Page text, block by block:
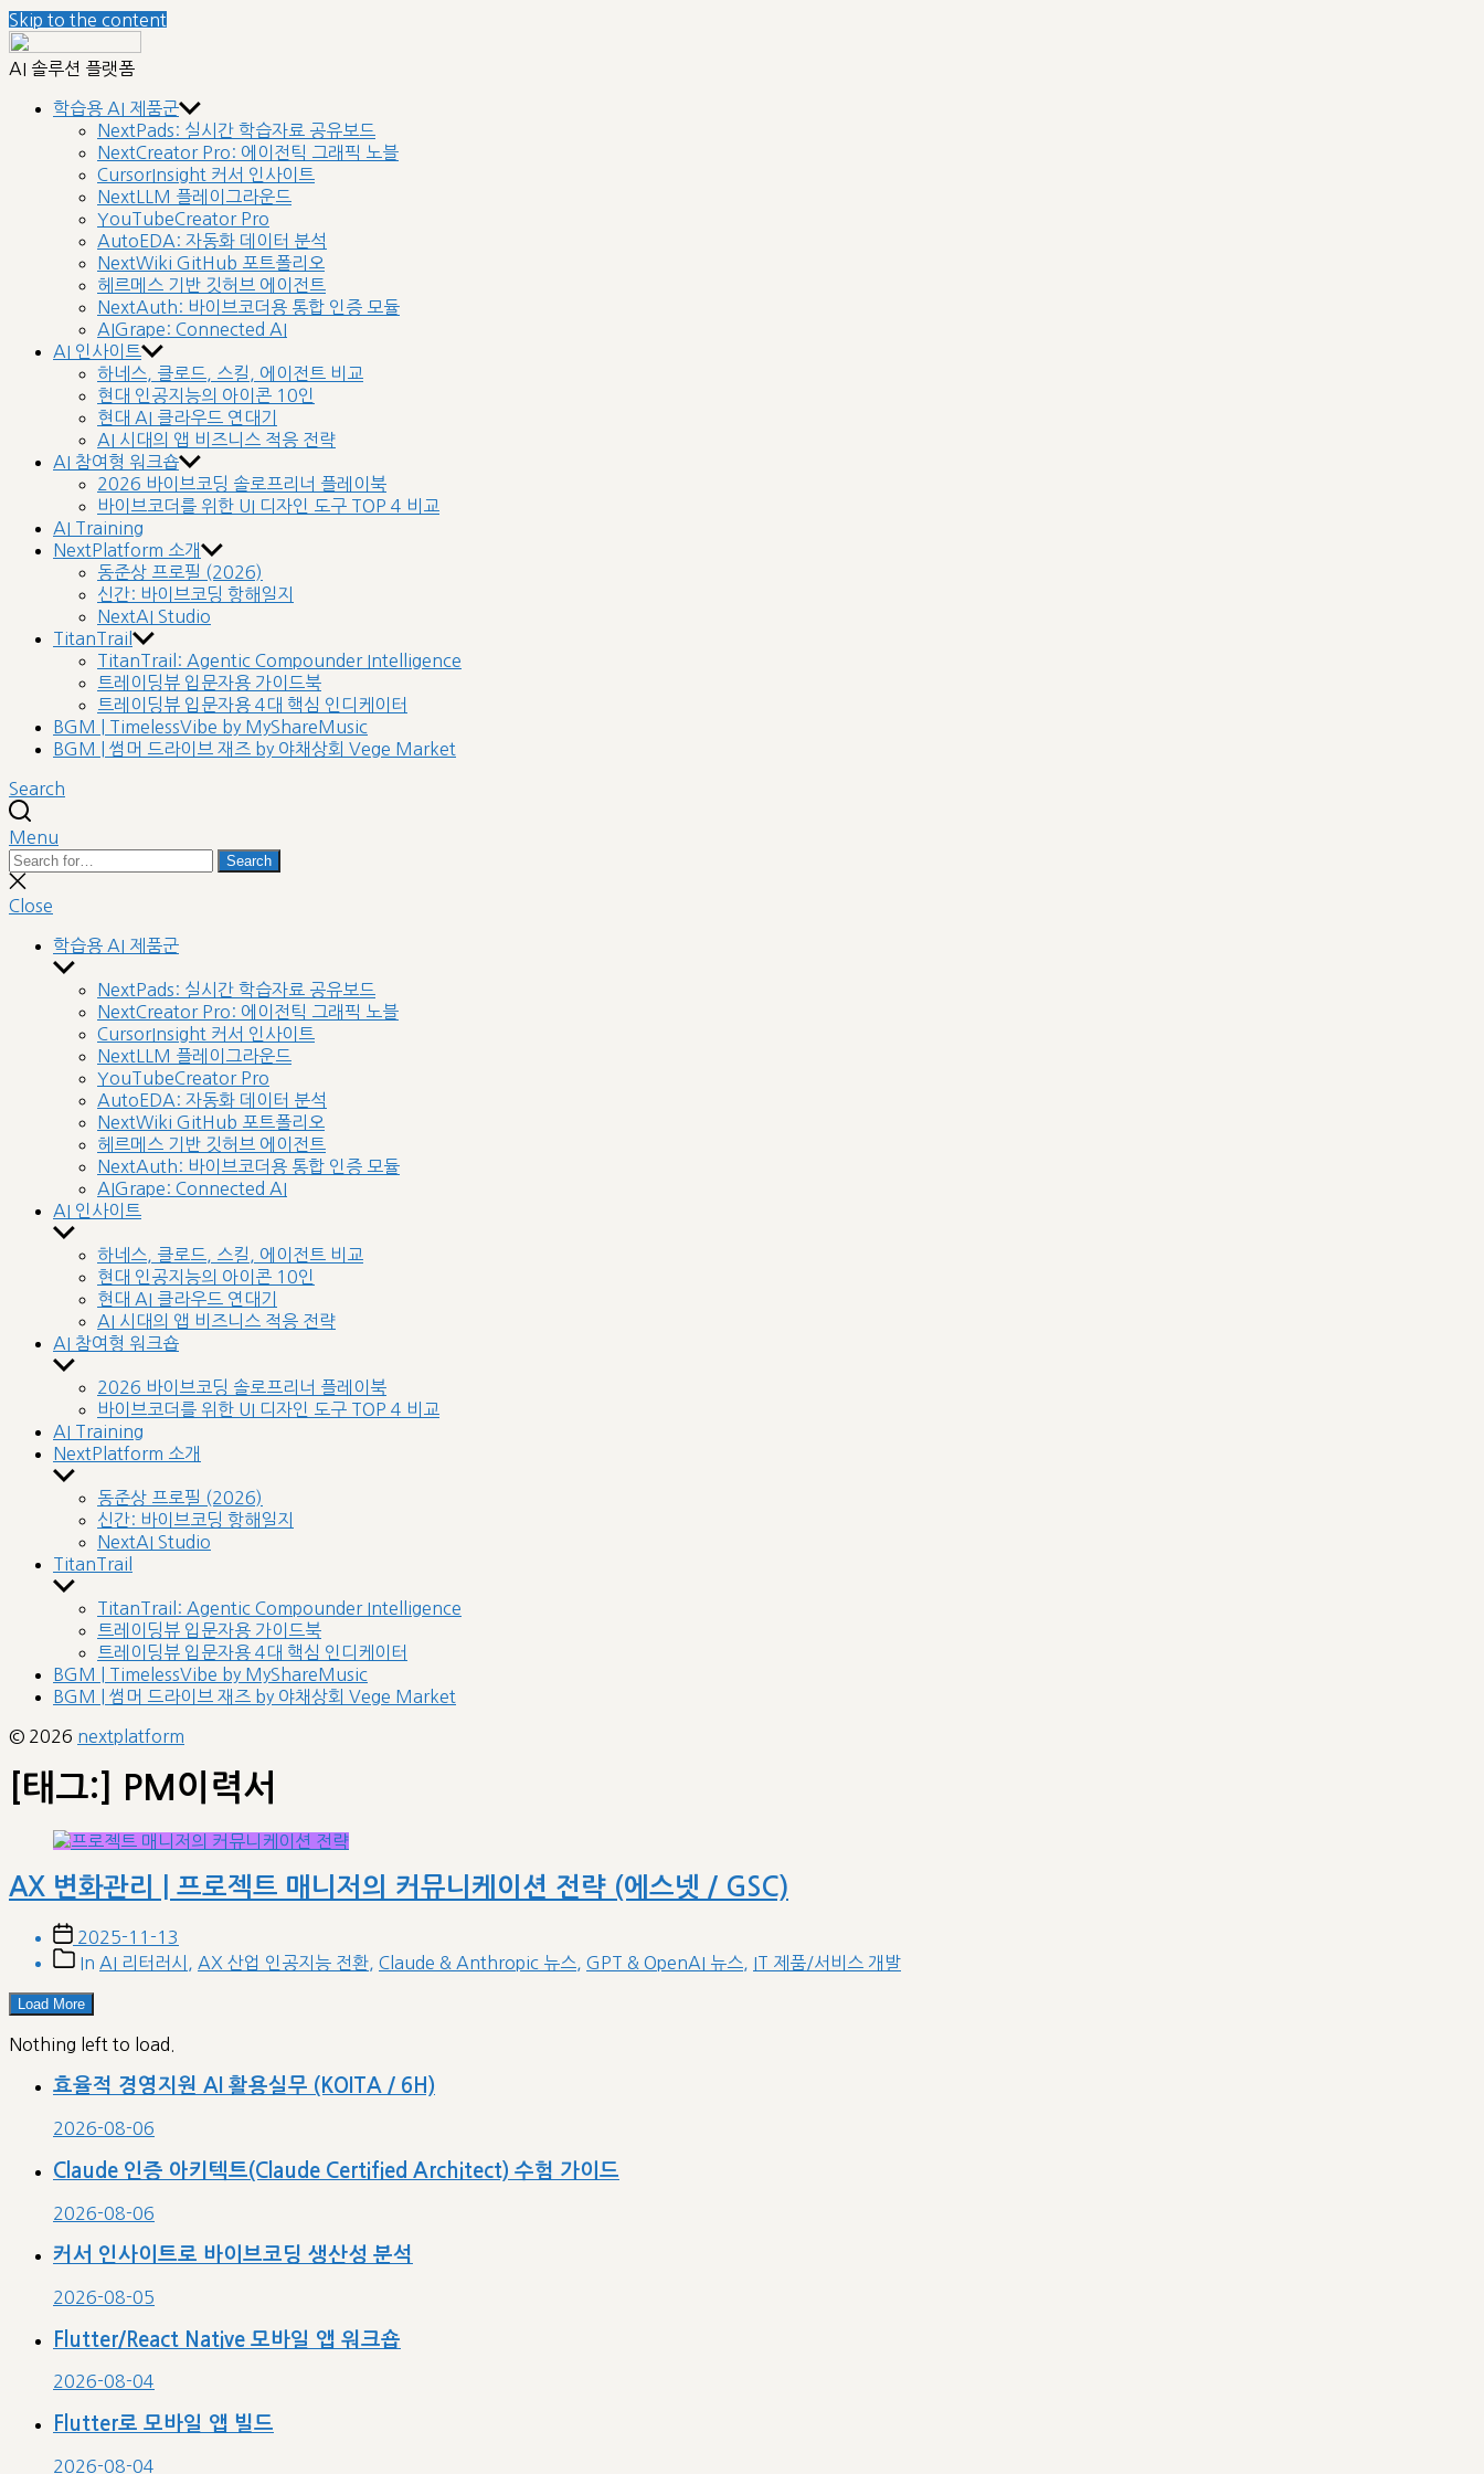
Skip to the content
AI 솔루션 플랫폼
학습용 AI 제품군
NextPads: 실시간 학습자료 공유보드
NextCreator Pro: 에이전틱 그래픽 노블
CursorInsight 커서 인사이트
NextLLM 플레이그라운드
YouTubeCreator Pro
AutoEDA: 자동화 데이터 분석
NextWiki GitHub 포트폴리오
헤르메스 기반 깃허브 에이전트
NextAuth: 바이브코더용 통합 인증 모듈
AIGrape: Connected AI
AI 인사이트
하네스, 클로드, 스킬, 에이전트 비교
현대 인공지능의 아이콘 10인
현대 AI 클라우드 연대기
AI 시대의 앱 비즈니스 적응 전략
AI 참여형 워크숍
2026 바이브코딩 솔로프리너 플레이북
바이브코더를 위한 UI 디자인 도구 TOP 4 비교
AI Training
NextPlatform 소개
동준상 프로필 (2026)
신간: 바이브코딩 항해일지
NextAI Studio
TitanTrail
TitanTrail: Agentic Compounder Intelligence
트레이딩뷰 입문자용 가이드북
트레이딩뷰 입문자용 4대 핵심 인디케이터
BGM | TimelessVibe by MyShareMusic
BGM | 썸머 드라이브 재즈 by 야채상회 Vege Market
Search
Menu
Search
for:
Search
Close
search
Close
학습용 AI 제품군
Show
sub
menu
NextPads: 실시간 학습자료 공유보드
NextCreator Pro: 에이전틱 그래픽 노블
CursorInsight 커서 인사이트
NextLLM 플레이그라운드
YouTubeCreator Pro
AutoEDA: 자동화 데이터 분석
NextWiki GitHub 포트폴리오
헤르메스 기반 깃허브 에이전트
NextAuth: 바이브코더용 통합 인증 모듈
AIGrape: Connected AI
AI 인사이트
Show
sub
menu
하네스, 클로드, 스킬, 에이전트 비교
현대 인공지능의 아이콘 10인
현대 AI 클라우드 연대기
AI 시대의 앱 비즈니스 적응 전략
AI 참여형 워크숍
Show
sub
menu
2026 바이브코딩 솔로프리너 플레이북
바이브코더를 위한 UI 디자인 도구 TOP 4 비교
AI Training
NextPlatform 소개
Show
sub
menu
동준상 프로필 (2026)
신간: 바이브코딩 항해일지
NextAI Studio
TitanTrail
Show
sub
menu
TitanTrail: Agentic Compounder Intelligence
트레이딩뷰 입문자용 가이드북
트레이딩뷰 입문자용 4대 핵심 인디케이터
BGM | TimelessVibe by MyShareMusic
BGM | 썸머 드라이브 재즈 by 야채상회 Vege Market
© 2026 nextplatform
[태그:] PM이력서
AX 변화관리 | 프로젝트 매니저의 커뮤니케이션 전략 (에스넷 / GSC)
Post
date
2025-11-13
PostIn AI 리터러시 AX 산업 인공지능 전환 Claude & Anthropic 뉴스 GPT & OpenAI 뉴스 IT 제품/서비스 개발
Load More
Nothing left to load.
효율적 경영지원 AI 활용실무 (KOITA / 6H)
2026-08-06
Claude 인증 아키텍트(Claude Certified Architect) 수험 가이드
2026-08-06
커서 인사이트로 바이브코딩 생산성 분석
2026-08-05
Flutter/React Native 모바일 앱 워크숍
2026-08-04
Flutter로 모바일 앱 빌드
2026-08-04